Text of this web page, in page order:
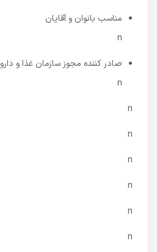
مناسب بانوان و آقایان
n
صادر کننده مجوز سازمان غذا و دارو
n
n
n
n
n
n
n